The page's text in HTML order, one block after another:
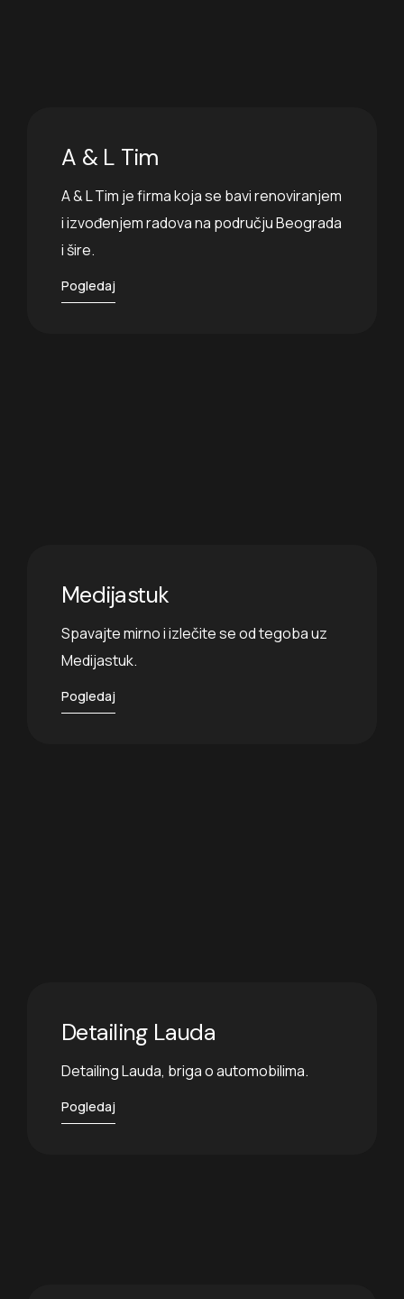
A & L Tim
A & L Tim je firma koja se bavi renoviranjem
i izvođenjem radova na području Beograda
i šire.
Pogledaj
Medijastuk
Spavajte mirno i izlečite se od tegoba uz
Medijastuk.
Pogledaj
Detailing Lauda
Detailing Lauda, briga o automobilima.
Pogledaj